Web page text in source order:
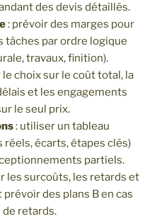
des devis détaillés.
: prévoir des marges pour
tâches par ordre logique
travaux, finition).
le choix sur le coût total, la
et les engagements
le seul prix.
: utiliser un tableau
écarts, étapes clés)
partiels.
les surcoûts, les retards et
des plans B en cas
retards.